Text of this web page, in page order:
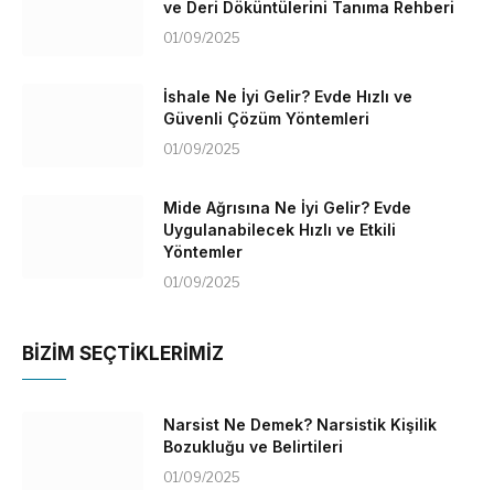
ve Deri Döküntülerini Tanıma Rehberi
01/09/2025
İshale Ne İyi Gelir? Evde Hızlı ve
Güvenli Çözüm Yöntemleri
01/09/2025
Mide Ağrısına Ne İyi Gelir? Evde
Uygulanabilecek Hızlı ve Etkili
Yöntemler
01/09/2025
BİZİM SEÇTİKLERİMİZ
Narsist Ne Demek? Narsistik Kişilik
Bozukluğu ve Belirtileri
01/09/2025